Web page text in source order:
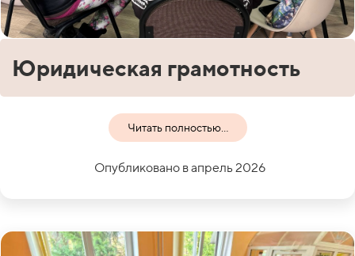
Юридическая грамотность
Читать полностью...
Опубликовано в апрель 2026